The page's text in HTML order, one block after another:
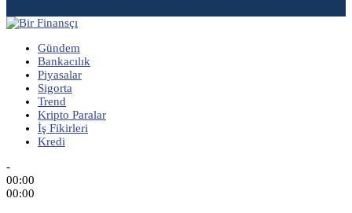
Gündem
Bankacılık
Piyasalar
Sigorta
Trend
Kripto Paralar
İş Fikirleri
Kredi
-
00:00
00:00